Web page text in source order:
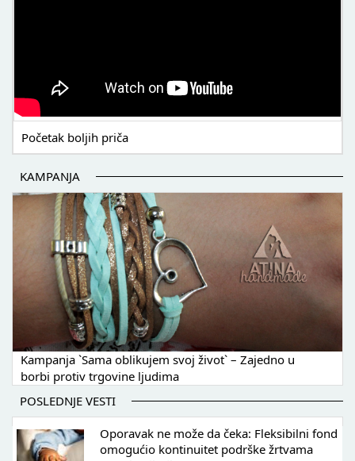
Početak boljih priča
KAMPANJA
Kampanja `Sama oblikujem svoj život` – Zajedno u
borbi protiv trgovine ljudima
POSLEDNJE VESTI
Oporavak ne može da čeka: Fleksibilni fond
omogućio kontinuitet podrške žrtvama